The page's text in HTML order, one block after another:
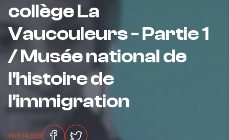
collège La
Vaucouleurs - Partie 1
/ Musée national de
l'histoire de
l'immigration
PARTAGER